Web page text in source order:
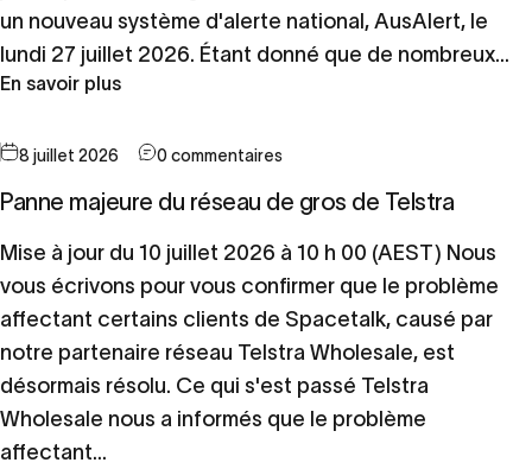
un nouveau système d'alerte national, AusAlert, le
lundi 27 juillet 2026. Étant donné que de nombreux...
En savoir plus
8 juillet 2026 0 commentaires
Panne majeure du réseau de gros de Telstra
Mise à jour du 10 juillet 2026 à 10 h 00 (AEST) Nous
vous écrivons pour vous confirmer que le problème
affectant certains clients de Spacetalk, causé par
notre partenaire réseau Telstra Wholesale, est
désormais résolu. Ce qui s'est passé Telstra
Wholesale nous a informés que le problème
affectant...